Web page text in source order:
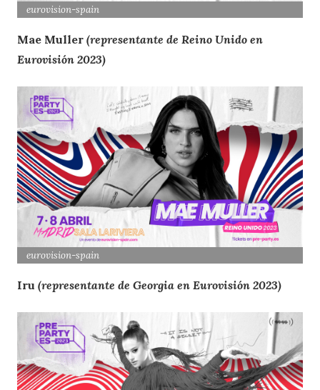
eurovision-spain
Mae Muller (representante de Reino Unido en
Eurovisión 2023)
eurovision-spain
Iru (representante de Georgia en Eurovisión 2023)